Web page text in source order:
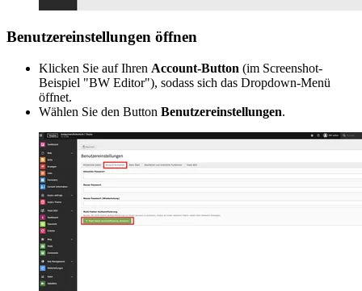
Benutzereinstellungen öffnen
Klicken Sie auf Ihren Account-Button (im Screenshot-
Beispiel "BW Editor"), sodass sich das Dropdown-Menü
öffnet.
Wählen Sie den Button Benutzereinstellungen.